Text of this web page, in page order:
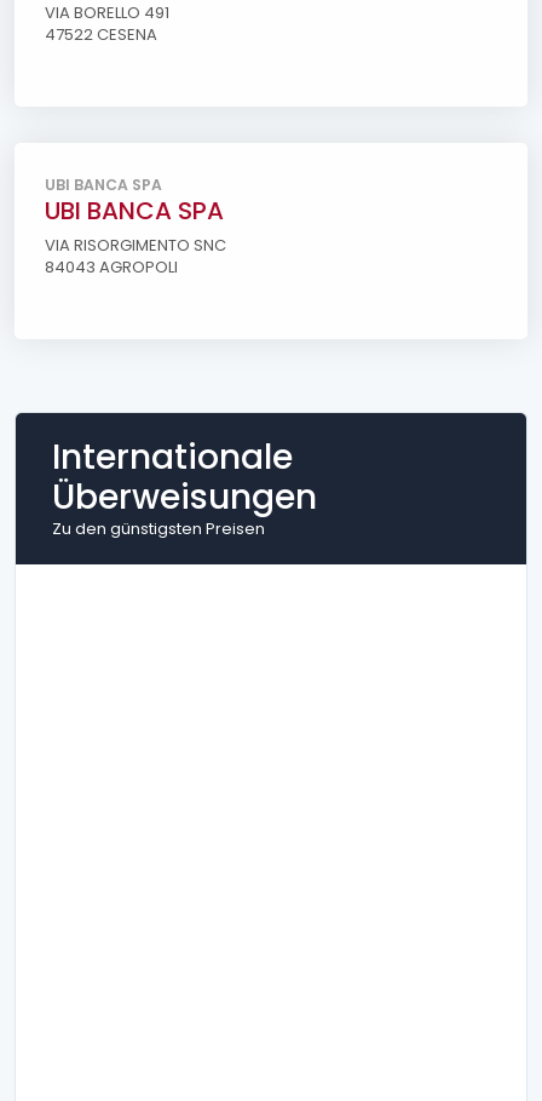
VIA BORELLO 491
47522 CESENA
UBI BANCA SPA
UBI BANCA SPA
VIA RISORGIMENTO SNC
84043 AGROPOLI
Internationale
Überweisungen
Zu den günstigsten Preisen